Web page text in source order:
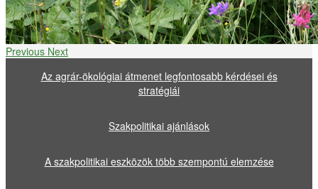
Previous Next
Az agrár-ökológiai átmenet legfontosabb kérdései és
stratégiái
Szakpolitikai ajánlások
A szakpolitikai eszközök több szempontú elemzése